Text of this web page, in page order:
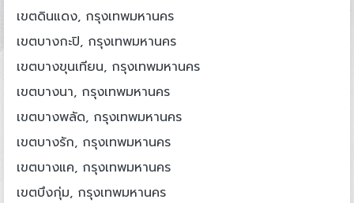
เขตดินแดง, กรุงเทพมหานคร
เขตบางกะปิ, กรุงเทพมหานคร
เขตบางขุนเทียน, กรุงเทพมหานคร
เขตบางนา, กรุงเทพมหานคร
เขตบางพลัด, กรุงเทพมหานคร
เขตบางรัก, กรุงเทพมหานคร
เขตบางแค, กรุงเทพมหานคร
เขตบึงกุ่ม, กรุงเทพมหานคร